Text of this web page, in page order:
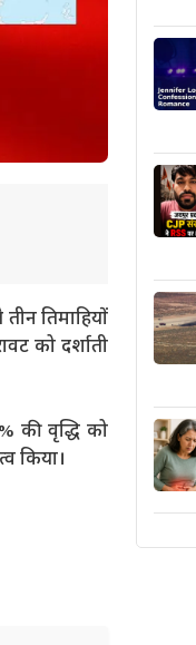
तिमाहियों
को दर्शाती
की वृद्धि को
किया।